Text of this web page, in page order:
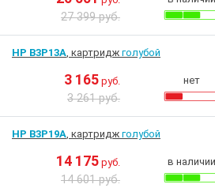
27 399 руб.
HP B3P13A, картридж голубой
3 165 руб.
3 261 руб.
нет
HP B3P19A, картридж голубой
14 175 руб.
14 601 руб.
в наличии